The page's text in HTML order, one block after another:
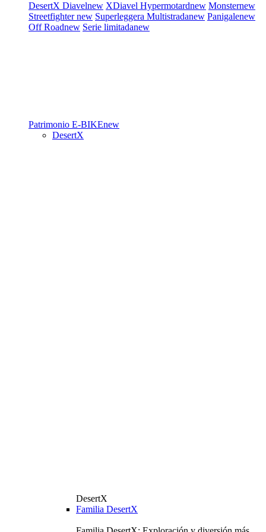
DesertX Diavelnew XDiavel Hypermotardnew Monsternew
Streetfighternew Superleggera Multistradanew Panigalenew
Off Roadnew Serie limitadanew
Patrimonio E-BIKEnew
DesertX
DesertX
Familia DesertX